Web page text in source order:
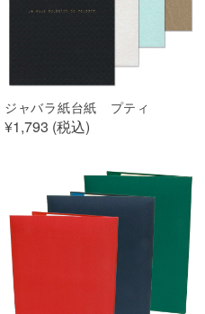
ジャバラ紙台紙 プティ
¥1,793 (税込)